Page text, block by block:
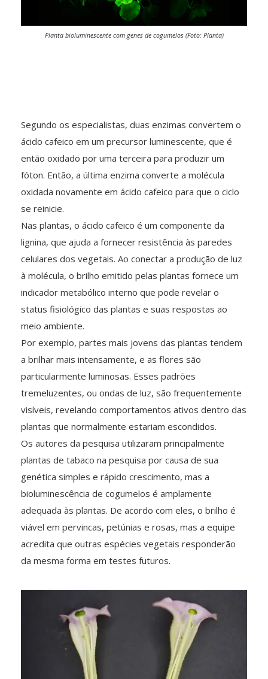
Planta bioluminescente com genes de cogumelos (Foto: Planta)
Segundo os especialistas, duas enzimas convertem o
ácido cafeico em um precursor luminescente, que é
então oxidado por uma terceira para produzir um
fóton. Então, a última enzima converte a molécula
oxidada novamente em ácido cafeico para que o ciclo
se reinicie.
Nas plantas, o ácido cafeico é um componente da
lignina, que ajuda a fornecer resistência às paredes
celulares dos vegetais. Ao conectar a produção de luz
à molécula, o brilho emitido pelas plantas fornece um
indicador metabólico interno que pode revelar o
status fisiológico das plantas e suas respostas ao
meio ambiente.
Por exemplo, partes mais jovens das plantas tendem
a brilhar mais intensamente, e as flores são
particularmente luminosas. Esses padrões
tremeluzentes, ou ondas de luz, são frequentemente
visíveis, revelando comportamentos ativos dentro das
plantas que normalmente estariam escondidos.
Os autores da pesquisa utilizaram principalmente
plantas de tabaco na pesquisa por causa de sua
genética simples e rápido crescimento, mas a
bioluminescência de cogumelos é amplamente
adequada às plantas. De acordo com eles, o brilho é
viável em pervincas, petúnias e rosas, mas a equipe
acredita que outras espécies vegetais responderão
da mesma forma em testes futuros.